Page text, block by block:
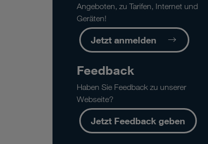
Angeboten, zu Tarifen, Internet und
Geräten!
Jetzt anmelden
Feedback
Haben Sie Feedback zu unserer
Webseite?
Jetzt Feedback geben